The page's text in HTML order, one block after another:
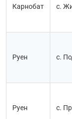
Карнобат с.
Руен с.
Руен с.